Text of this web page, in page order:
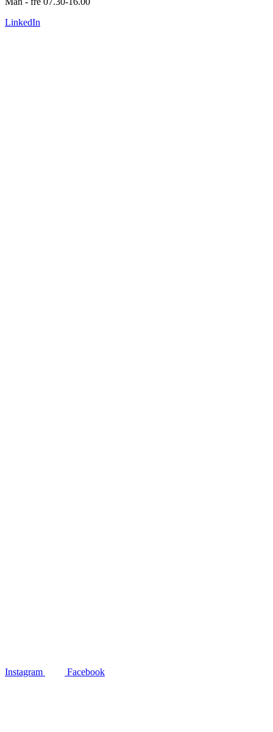
LinkedIn
Instagram Facebook